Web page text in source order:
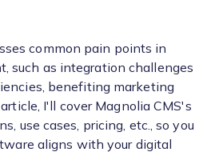
common pain points in
such as integration challenges
benefiting marketing
I'll cover Magnolia CMS's
use cases, pricing, etc., so you
aligns with your digital